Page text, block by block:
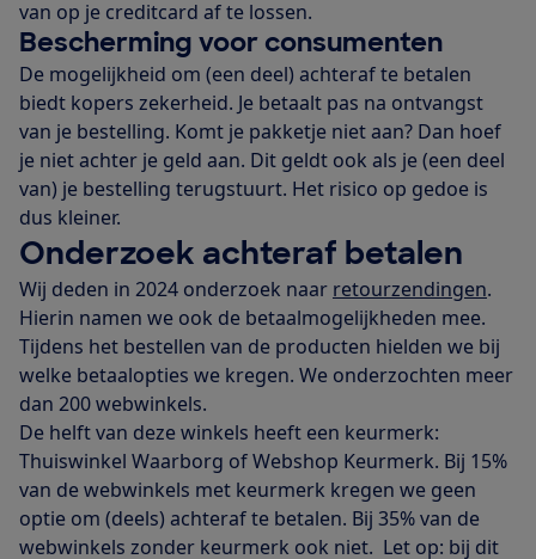
van op je creditcard af te lossen.
Bescherming voor consumenten
De mogelijkheid om (een deel) achteraf te betalen
biedt kopers zekerheid. Je betaalt pas na ontvangst
van je bestelling. Komt je pakketje niet aan? Dan hoef
je niet achter je geld aan. Dit geldt ook als je (een deel
van) je bestelling terugstuurt. Het risico op gedoe is
dus kleiner.
Onderzoek achteraf betalen
Wij deden in 2024 onderzoek naar retourzendingen.
Hierin namen we ook de betaalmogelijkheden mee.
Tijdens het bestellen van de producten hielden we bij
welke betaalopties we kregen. We onderzochten meer
dan 200 webwinkels.
De helft van deze winkels heeft een keurmerk:
Thuiswinkel Waarborg of Webshop Keurmerk. Bij 15%
van de webwinkels met keurmerk kregen we geen
optie om (deels) achteraf te betalen. Bij 35% van de
webwinkels zonder keurmerk ook niet. Let op: bij dit